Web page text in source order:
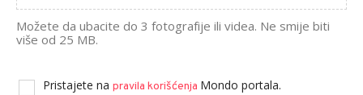
Možete da ubacite do 3 fotografije ili videa. Ne smije biti
više od 25 MB.
Pristajete na pravila korišćenja Mondo portala.